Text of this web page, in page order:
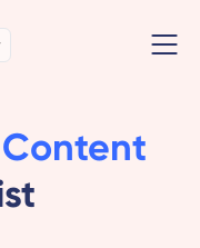
Content